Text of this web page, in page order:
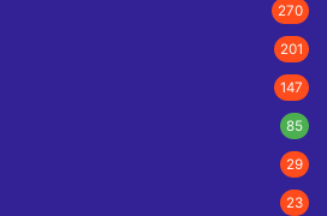
270
201
147
85
29
23